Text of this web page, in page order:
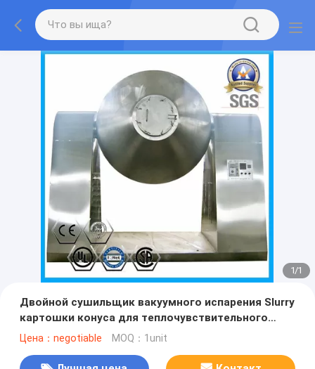
1/1
Двойной сушильщик вакуумного испарения Slurry
картошки конуса для теплочувствительного
порошка, химический
Цена：negotiable MOQ：1unit